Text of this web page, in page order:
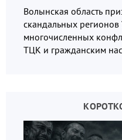
Волынская область
скандальных
многочисленных
ТЦК и гражданским